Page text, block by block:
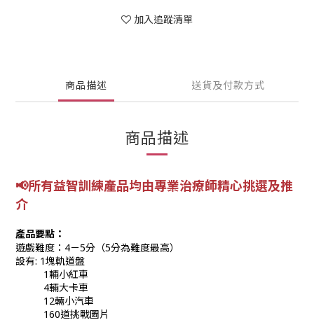
加入追蹤清單
商品描述 送貨及付款方式
商品描述
📢所有益智訓練產品均由專業治療師精心挑選及推
介
產品要點：
遊戲難度：4－5分（5分為難度最高）
設有: 1塊軌道盤
1輛小紅車
4輛大卡車
12輛小汽車
160道挑戰圖片